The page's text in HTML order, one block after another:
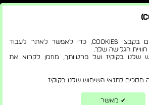
בוואטסאפ
אתרים ושיווק דיגיטלי
באתר זה אנו משתמשים בקבצי Cookies, כדי לאפשר לאתר לעבוד
הגלישה שלך.
שלנו בקוקיז ועל פרטיותך, מוזמן לקרוא את
לתנאי השימוש שלנו בקוקיז.
✔ מאשר